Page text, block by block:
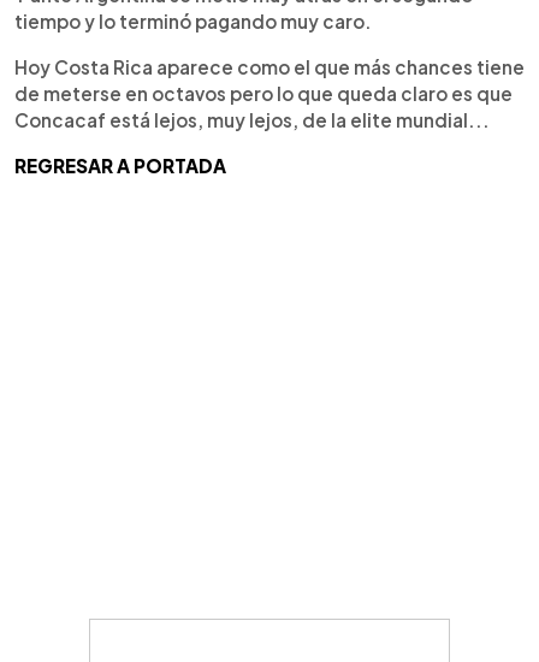
tiempo y lo terminó pagando muy caro.
Hoy Costa Rica aparece como el que más chances tiene
de meterse en octavos pero lo que queda claro es que
Concacaf está lejos, muy lejos, de la elite mundial...
REGRESAR A PORTADA